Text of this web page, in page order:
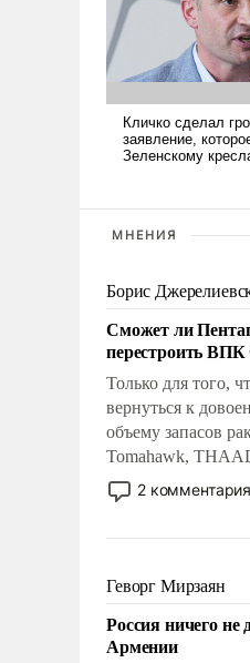
МНЕНИЯ
Борис
Сможет ли
перестроить
Только для того,
вернуться к
объему запасов
Tomahawk,
США потребуется
лет. Даже
Сложившаяся
означает
уязвимости США,
перед Китаем.
2 комментария
Геворг Мирзаян
Россия ничего не
Армении